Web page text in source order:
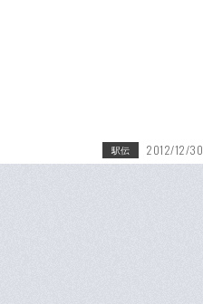
駅伝 2012/12/30